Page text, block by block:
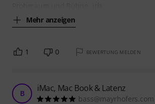
Mehr anzeigen
1 0 BEWERTUNG MELDEN
B iMac, Mac Book & Latenz